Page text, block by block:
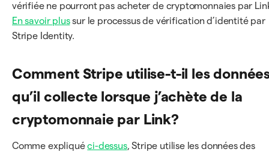
vérifiée ne pourront pas acheter de cryptomonnaies par
En savoir plussur le processus de vérification d’identité par
Stripe Identity.
Comment Stripe utilise-t-il les
qu’il collecte lorsque j’achète de la
cryptomonnaie par Link?
Comme expliquéci-dessus, Stripe utilise les données des